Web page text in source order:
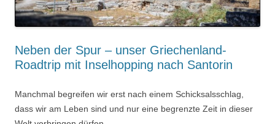
Neben der Spur – unser Griechenland-
Roadtrip mit Inselhopping nach Santorin
Manchmal begreifen wir erst nach einem Schicksalsschlag,
dass wir am Leben sind und nur eine begrenzte Zeit in dieser